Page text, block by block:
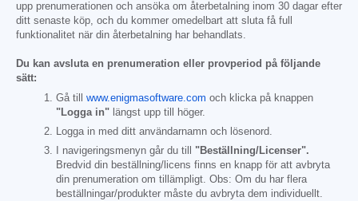
upp prenumerationen och ansöka om återbetalning inom 30 dagar efter
ditt senaste köp, och du kommer omedelbart att sluta få full
funktionalitet när din återbetalning har behandlats.
Du kan avsluta en prenumeration eller provperiod på följande
sätt:
Gå till www.enigmasoftware.com och klicka på knappen
"Logga in" längst upp till höger.
Logga in med ditt användarnamn och lösenord.
I navigeringsmenyn går du till "Beställning/Licenser".
Bredvid din beställning/licens finns en knapp för att avbryta
din prenumeration om tillämpligt. Obs: Om du har flera
beställningar/produkter måste du avbryta dem individuellt.